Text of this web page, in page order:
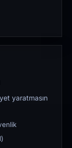
yaratmasın